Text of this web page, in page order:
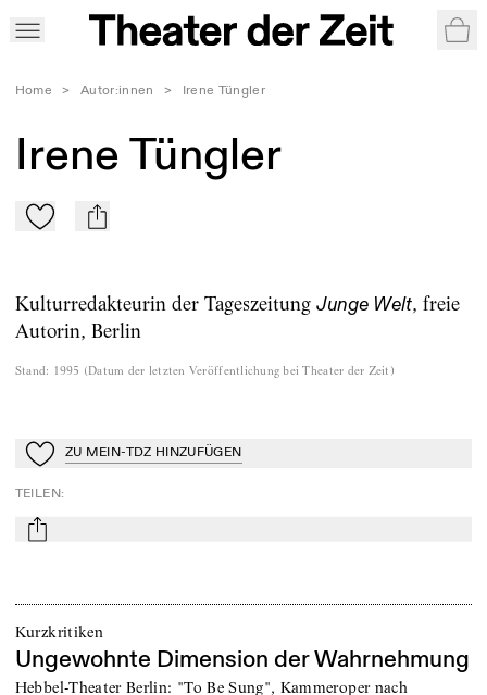
Home > Autor:innen > Irene Tüngler
Irene Tüngler
Zu Mein-TdZ hinzufügen
mail
Kulturredakteurin der Tageszeitung Junge Welt, freie
Autorin, Berlin
Stand: 1995 (Datum der letzten Veröffentlichung bei Theater der Zeit )
Zu Mein-TdZ hinzufügen
ZU MEIN-TDZ HINZUFÜGEN
TEILEN:
mail
Kurzkritiken
Ungewohnte Dimension der Wahrnehmung
Hebbel-Theater Berlin: "To Be Sung", Kammeroper nach